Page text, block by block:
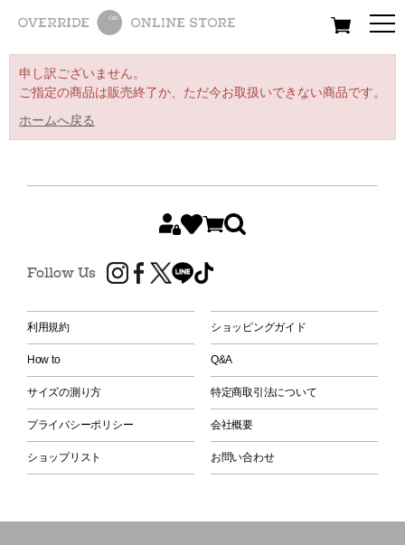
All Women Men
申し訳ございません。
ご指定の商品は販売終了か、ただ今お取扱いできない商品です。
ホームへ戻る
Follow Us
利用規約 ショッピングガイド
How to Q&A
サイズの測り方 特定商取引法について
プライバシーポリシー 会社概要
ショップリスト お問い合わせ